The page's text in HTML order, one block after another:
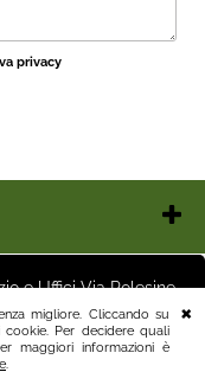
migliore. Cliccando su
Per decidere quali
maggiori informazioni è
.
privacy
e Uffici Via Polesine
3 25125 Brescia (BS)
tel.3887818400